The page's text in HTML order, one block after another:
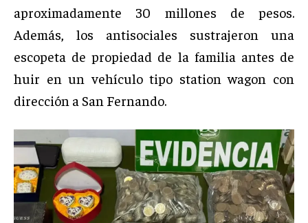
aproximadamente 30 millones de pesos.
Además, los antisociales sustrajeron una
escopeta de propiedad de la familia antes de
huir en un vehículo tipo station wagon con
dirección a San Fernando.